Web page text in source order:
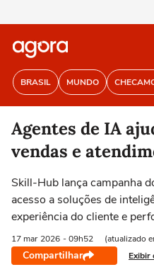
BRASIL MUNDO
Agentes de IA
vendas e
Skill-Hub lança campanha
acesso a soluções de
experiência do cliente e
17 mar 2026 - 09h52 (atualizado
Compartilhar Exibir